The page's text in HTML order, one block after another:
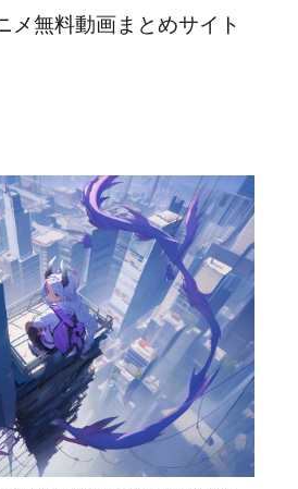
メ無料動画まとめサイト